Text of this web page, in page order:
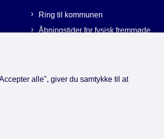
Ring til kommunen
Åbningstider for fysisk fremmøde
alle", giver du samtykke til at